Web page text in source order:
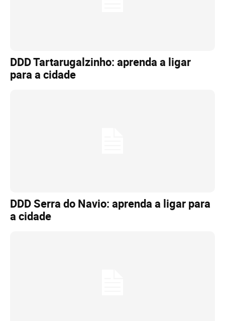
DDD Tartarugalzinho: aprenda a ligar
para a cidade
DDD Serra do Navio: aprenda a ligar para
a cidade